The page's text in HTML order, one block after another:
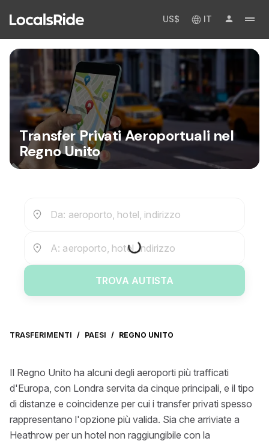
US$ IT
Transfer Privati Aeroportuali nel
Regno Unito
Da: aeroporto, hotel, indirizzo
A: aeroporto, hotel, indirizzo
TROVA AUTISTA
TRASFERIMENTI / PAESI / REGNO UNITO
Il Regno Unito ha alcuni degli aeroporti più trafficati
d'Europa, con Londra servita da cinque principali, e il tipo
di distanze e coincidenze per cui i transfer privati spesso
rappresentano l'opzione più valida. Sia che arriviate a
Heathrow per un hotel non raggiungibile con la